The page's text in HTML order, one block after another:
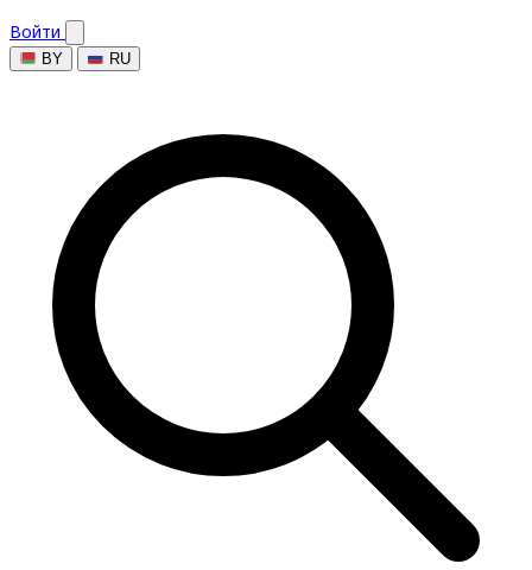
Войти
BY RU